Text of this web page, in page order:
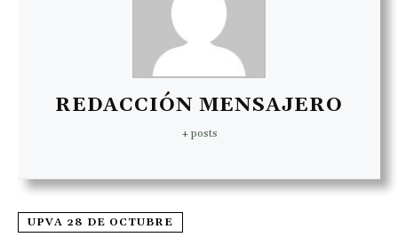
REDACCIÓN MENSAJERO
+ posts
UPVA 28 DE OCTUBRE